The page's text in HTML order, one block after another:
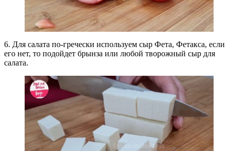
6. Для салата по-гречески используем сыр Фета, Фетакса, если
его нет, то подойдет брынза или любой творожный сыр для
салата.